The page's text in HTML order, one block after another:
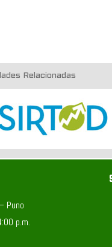
Relacionadas
Puno
p.m.